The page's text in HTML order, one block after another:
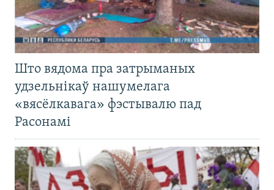
Што вядома пра затрыманых
удзельнікаў нашумелага
«вясёлкавага» фэстывалю пад
Расонамі